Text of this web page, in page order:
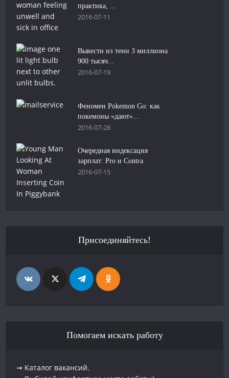
практика, ...
2016-07-11
Вывести из тени 3 миллиона
900 тысяч...
2016-07-19
Феномен Pokemon Go: как
покемоны «дают»...
2016-07-28
Очередная индексация
зарплат: Pro и Contra
2016-07-15
Присоединяйтесь!
Помогаем искать работу
⇝ Каталог вакансий.